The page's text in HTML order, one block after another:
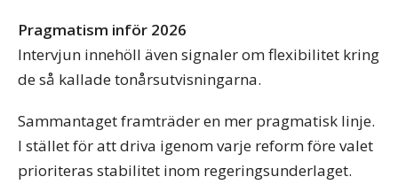
Pragmatism inför 2026
Intervjun innehöll även signaler om flexibilitet kring
de så kallade tonårsutvisningarna.
Sammantaget framträder en mer pragmatisk linje.
I stället för att driva igenom varje reform före valet
prioriteras stabilitet inom regeringsunderlaget.